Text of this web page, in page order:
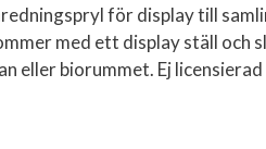
för display till
med ett display ställ
eller biorummet. Ej